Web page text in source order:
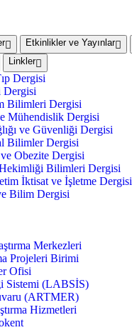
Etkinlikler ve Yayınlar
Linkler
Dergisi
Dergisi
Bilimleri Dergisi
Mühendislik Dergisi
ve Güvenliği Dergisi
Bilimler Dergisi
Obezite Dergisi
Bilimleri Dergisi
İktisat ve İşletme Dergisi
Bilim Dergisi
Merkezleri
Projeleri Birimi
Ofisi
Sistemi (LABSİS)
(ARTMER)
Hizmetleri